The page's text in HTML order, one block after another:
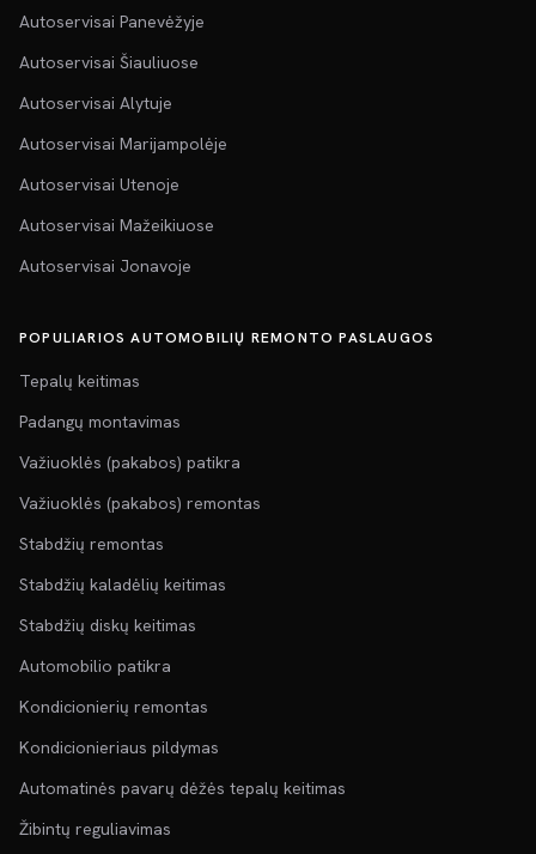
Autoservisai Panevėžyje
Autoservisai Šiauliuose
Autoservisai Alytuje
Autoservisai Marijampolėje
Autoservisai Utenoje
Autoservisai Mažeikiuose
Autoservisai Jonavoje
POPULIARIOS AUTOMOBILIŲ REMONTO PASLAUGOS
Tepalų keitimas
Padangų montavimas
Važiuoklės (pakabos) patikra
Važiuoklės (pakabos) remontas
Stabdžių remontas
Stabdžių kaladėlių keitimas
Stabdžių diskų keitimas
Automobilio patikra
Kondicionierių remontas
Kondicionieriaus pildymas
Automatinės pavarų dėžės tepalų keitimas
Žibintų reguliavimas